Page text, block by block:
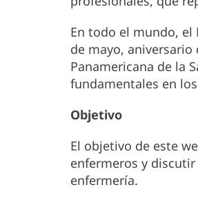
En todo el mundo, el
de mayo,
Panamericana de la
fundamentales en
Objetivo
El objetivo de este
enfermeros y
enfermería.